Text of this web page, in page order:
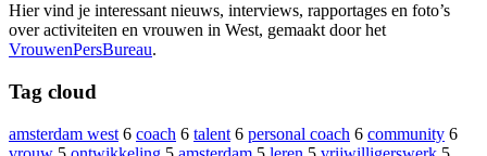
Hier vind je interessant nieuws, interviews, rapportages en foto’s
over activiteiten en vrouwen in West, gemaakt door het
VrouwenPersBureau.
Tag cloud
amsterdam west 6 coach 6 talent 6 personal coach 6 community 6